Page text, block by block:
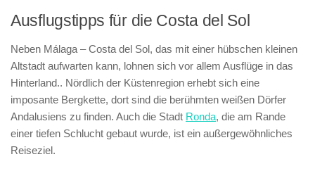
Ausflugstipps für die Costa del Sol
Neben Málaga – Costa del Sol, das mit einer hübschen kleinen
Altstadt aufwarten kann, lohnen sich vor allem Ausflüge in das
Hinterland.. Nördlich der Küstenregion erhebt sich eine
imposante Bergkette, dort sind die berühmten weißen Dörfer
Andalusiens zu finden. Auch die Stadt Ronda, die am Rande
einer tiefen Schlucht gebaut wurde, ist ein außergewöhnliches
Reiseziel.